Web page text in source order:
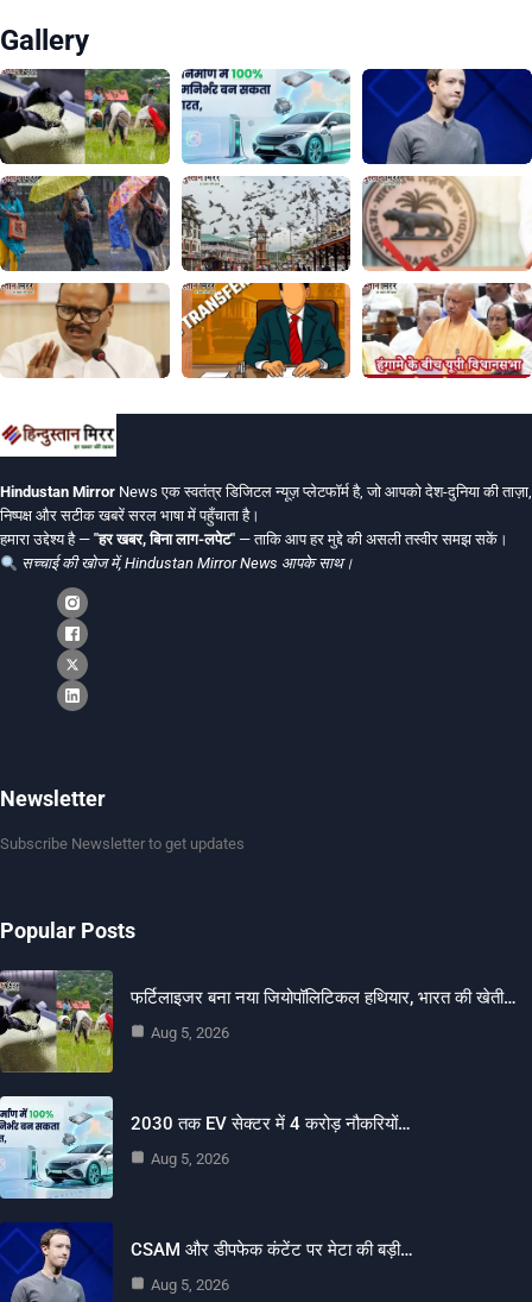
Gallery
Hindustan Mirror News एक स्वतंत्र डिजिटल न्यूज़ प्लेटफॉर्म है, जो आपको देश-दुनिया की ताज़ा,
निष्पक्ष और सटीक खबरें सरल भाषा में पहुँचाता है।
हमारा उद्देश्य है — "हर खबर, बिना लाग-लपेट" — ताकि आप हर मुद्दे की असली तस्वीर समझ सकें।
सच्चाई की खोज में, Hindustan Mirror News आपके साथ।
Newsletter
Subscribe Newsletter to get updates
Popular Posts
फर्टिलाइजर बना नया जियोपॉलिटिकल हथियार, भारत की खेती…
Aug 5, 2026
2030 तक EV सेक्टर में 4 करोड़ नौकरियों…
Aug 5, 2026
CSAM और डीपफेक कंटेंट पर मेटा की बड़ी…
Aug 5, 2026